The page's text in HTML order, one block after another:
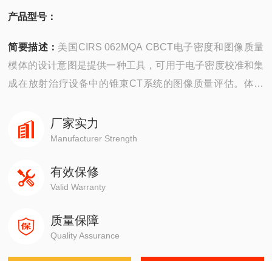
产品型号：
简要描述： 美国CIRS 062MQA CBCT电子密度和图像质量
模体的设计意图是提供一种工具，可用于电子密度校准和集
成在放射治疗设备中的锥束CT系统的图像质量评估。体模
特征解决了在很小化辐射剂量的同时优化图像质量之间的精
细平衡。
厂家实力
Manufacturer Strength
有效保修
Valid Warranty
质量保障
Quality Assurance